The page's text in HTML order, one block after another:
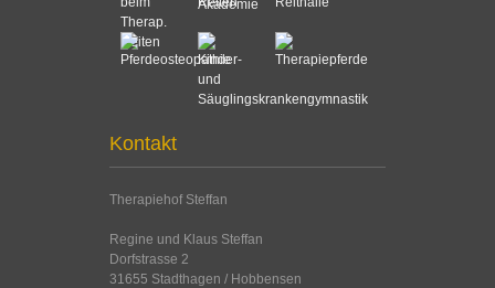
Kontakt
Therapiehof Steffan
Regine und Klaus Steffan
Dorfstrasse 2
31655 Stadthagen / Hobbensen